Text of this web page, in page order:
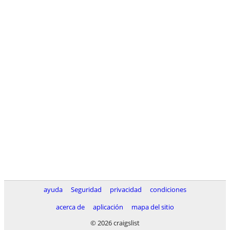
ayuda Seguridad privacidad
condiciones
acerca de
aplicación
mapa del sitio
© 2026 craigslist